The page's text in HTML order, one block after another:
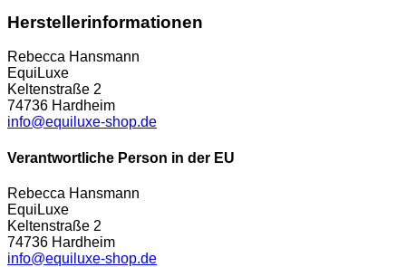
Herstellerinformationen
Rebecca Hansmann
EquiLuxe
Keltenstraße 2
74736 Hardheim
info@equiluxe-shop.de
Verantwortliche Person in der EU
Rebecca Hansmann
EquiLuxe
Keltenstraße 2
74736 Hardheim
info@equiluxe-shop.de